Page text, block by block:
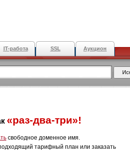
IT-работа SSL Аукцион
«раз-два-три»!
свободное доменное имя.
тарифный план или заказать